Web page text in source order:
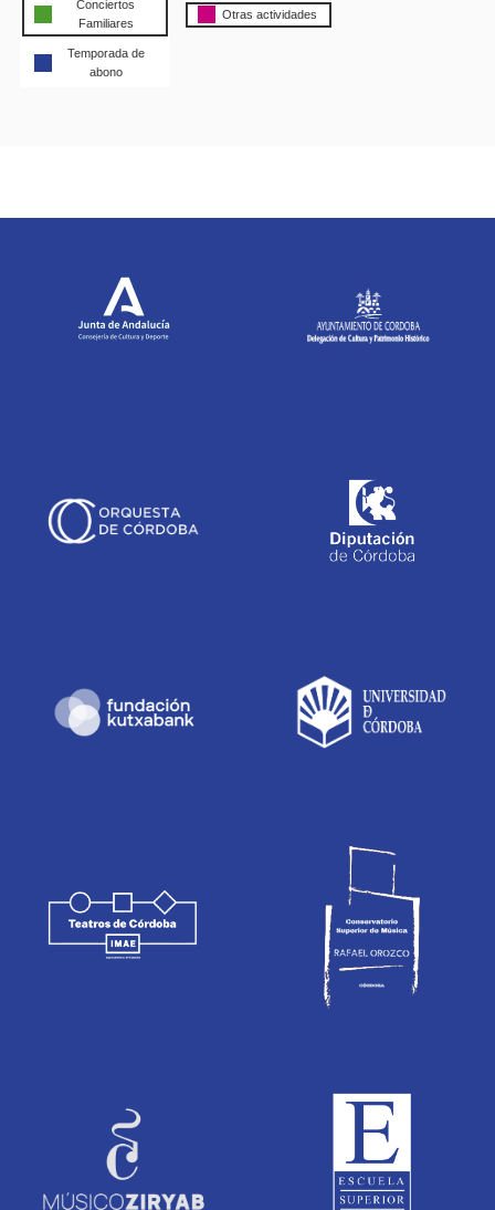
Conciertos
Familiares
Otras actividades
Temporada de
abono